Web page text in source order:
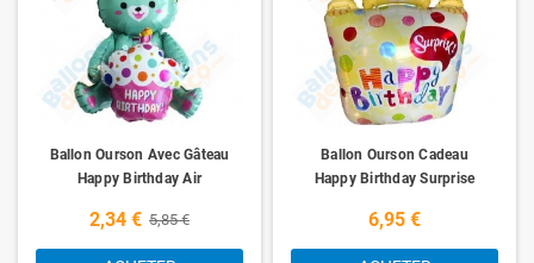
Ballon Ourson Avec Gâteau
Happy Birthday Air
2,34 € 5,85 €
Ballon Ourson Cadeau
Happy Birthday Surprise
6,95 €